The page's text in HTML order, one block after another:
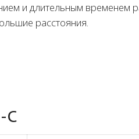
и длительным временем
расстояния.
C